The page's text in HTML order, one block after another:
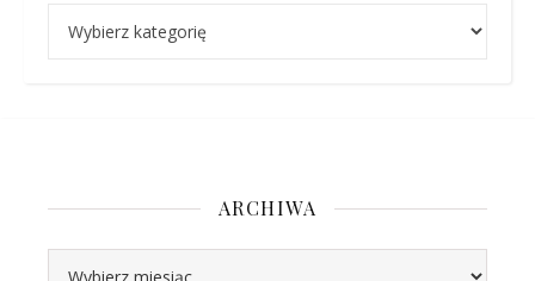
ARCHIWA